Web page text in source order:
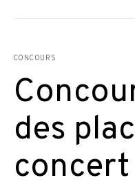
CONCOURS
des
concert